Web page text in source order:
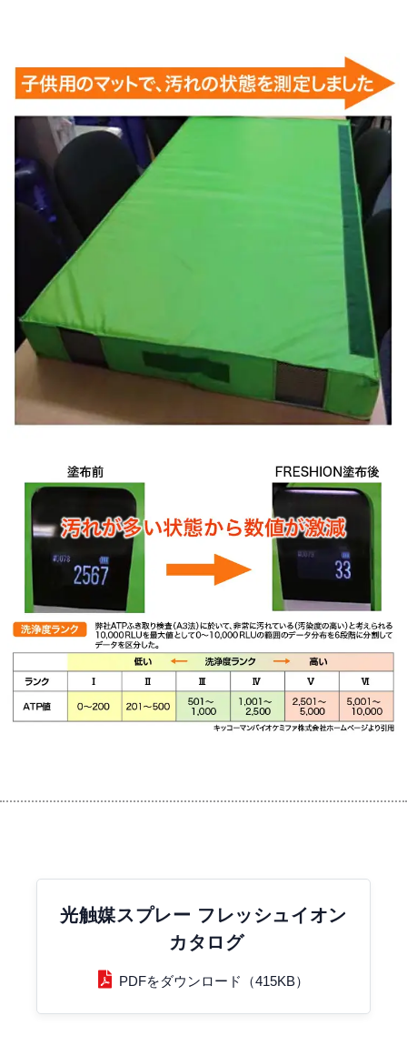
光触媒スプレー フレッシュイオン
カタログ
PDFをダウンロード（415KB）